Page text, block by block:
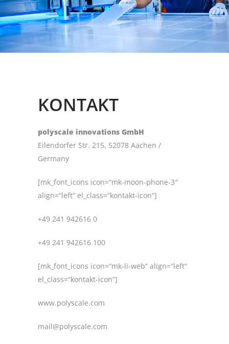
KONTAKT
polyscale innovations GmbH
Eilendorfer Str. 215, 52078 Aachen /
Germany
[mk_font_icons icon=“mk-moon-phone-3″
align=“left“ el_class=“kontakt-icon“]
+49 241 942616 0
+49 241 942616 100
[mk_font_icons icon=“mk-li-web“ align=“left“
el_class=“kontakt-icon“]
www.polyscale.com
mail@polyscale.com